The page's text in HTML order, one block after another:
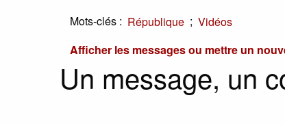
Mots-clés : République ; Vidéos
Afficher les messages ou mettre un
Un message, un